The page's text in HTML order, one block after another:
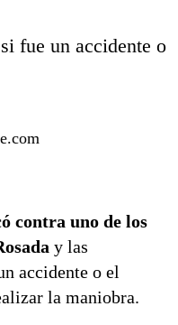
fue un accidente o
contra uno de los
y las
accidente o el
la maniobra.